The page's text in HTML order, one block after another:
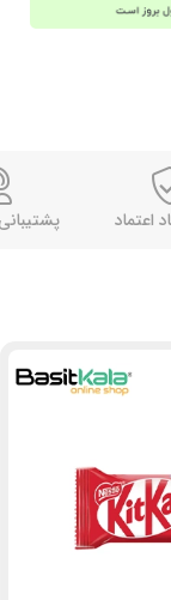
ویفر ترد و مغز
اما حاوی قند
حساسیت به این
اعتماد